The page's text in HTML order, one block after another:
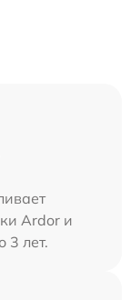
Ardor и
3 лет.